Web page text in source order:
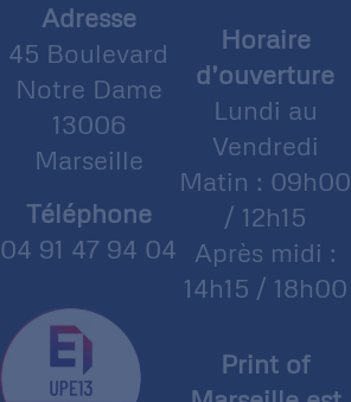
Adresse
45 Boulevard
Notre Dame
13006
Marseille
Téléphone
04 91 47 94 04
Horaire
d’ouverture
Lundi au
Vendredi
Matin : 09h00
/ 12h15
Après midi :
14h15 / 18h00
Print of